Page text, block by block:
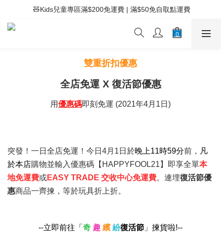
⚡滿$400免運費 | 滿$200免Easy Trade自取點運費
🧸Kids兒童專區滿$200免運費 | 滿$50免自取點運費
⚡滿$400免運費 | 滿$200免Easy Trade自取點運費
雙重折扣優惠
全店免運 X 復活節優惠
用優惠碼即刻免運 (2021年4月1日)
突發！一日全店免運！今日4月1日於晚上11時59分前， 凡
於本店購物並輸入優惠碼【HAPPYFOOL21】即享全單本
地免運費或EASY TRADE 交收中心免運費。 連埋復活節優
惠商品一齊揀，等於玩具折上折。
--立即前往「 奇 趣 繽 紛復活節 」揀貨啦!--